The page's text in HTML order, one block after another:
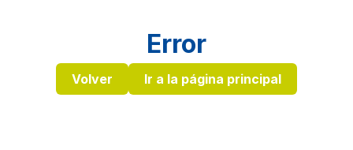
Error
Volver Ir a la página principal